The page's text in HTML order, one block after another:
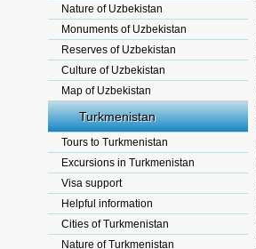
Nature of Uzbekistan
Monuments of Uzbekistan
Reserves of Uzbekistan
Culture of Uzbekistan
Map of Uzbekistan
Turkmenistan
Tours to Turkmenistan
Excursions in Turkmenistan
Visa support
Helpful information
Cities of Turkmenistan
Nature of Turkmenistan